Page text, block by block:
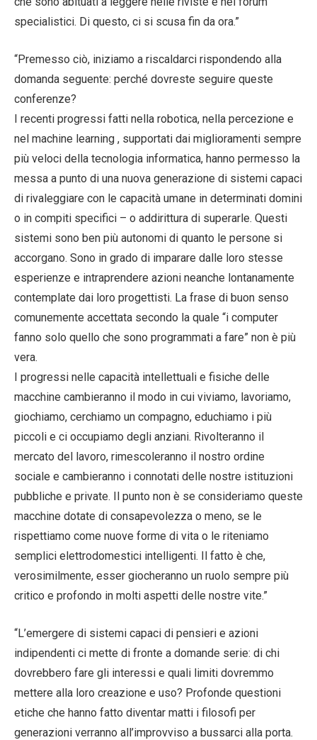
specialistici. Di questo, ci si scusa fin da ora.”
“Premesso ciò, iniziamo a riscaldarci rispondendo alla
domanda seguente: perché dovreste seguire queste
conferenze?
I recenti progressi fatti nella robotica, nella percezione e
nel machine learning , supportati dai miglioramenti sempre
più veloci della tecnologia informatica, hanno permesso la
messa a punto di una nuova generazione di sistemi capaci
di rivaleggiare con le capacità umane in determinati domini
o in compiti specifici – o addirittura di superarle. Questi
sistemi sono ben più autonomi di quanto le persone si
accorgano. Sono in grado di imparare dalle loro stesse
esperienze e intraprendere azioni neanche lontanamente
contemplate dai loro progettisti. La frase di buon senso
comunemente accettata secondo la quale “i computer
fanno solo quello che sono programmati a fare” non è più
vera.
I progressi nelle capacità intellettuali e fisiche delle
macchine cambieranno il modo in cui viviamo, lavoriamo,
giochiamo, cerchiamo un compagno, educhiamo i più
piccoli e ci occupiamo degli anziani. Rivolteranno il
mercato del lavoro, rimescoleranno il nostro ordine
sociale e cambieranno i connotati delle nostre istituzioni
pubbliche e private. Il punto non è se consideriamo queste
macchine dotate di consapevolezza o meno, se le
rispettiamo come nuove forme di vita o le riteniamo
semplici elettrodomestici intelligenti. Il fatto è che,
verosimilmente, esser giocheranno un ruolo sempre più
critico e profondo in molti aspetti delle nostre vite.”
“L’emergere di sistemi capaci di pensieri e azioni
indipendenti ci mette di fronte a domande serie: di chi
dovrebbero fare gli interessi e quali limiti dovremmo
mettere alla loro creazione e uso? Profonde questioni
etiche che hanno fatto diventar matti i filosofi per
generazioni verranno all’improvviso a bussarci alla porta.